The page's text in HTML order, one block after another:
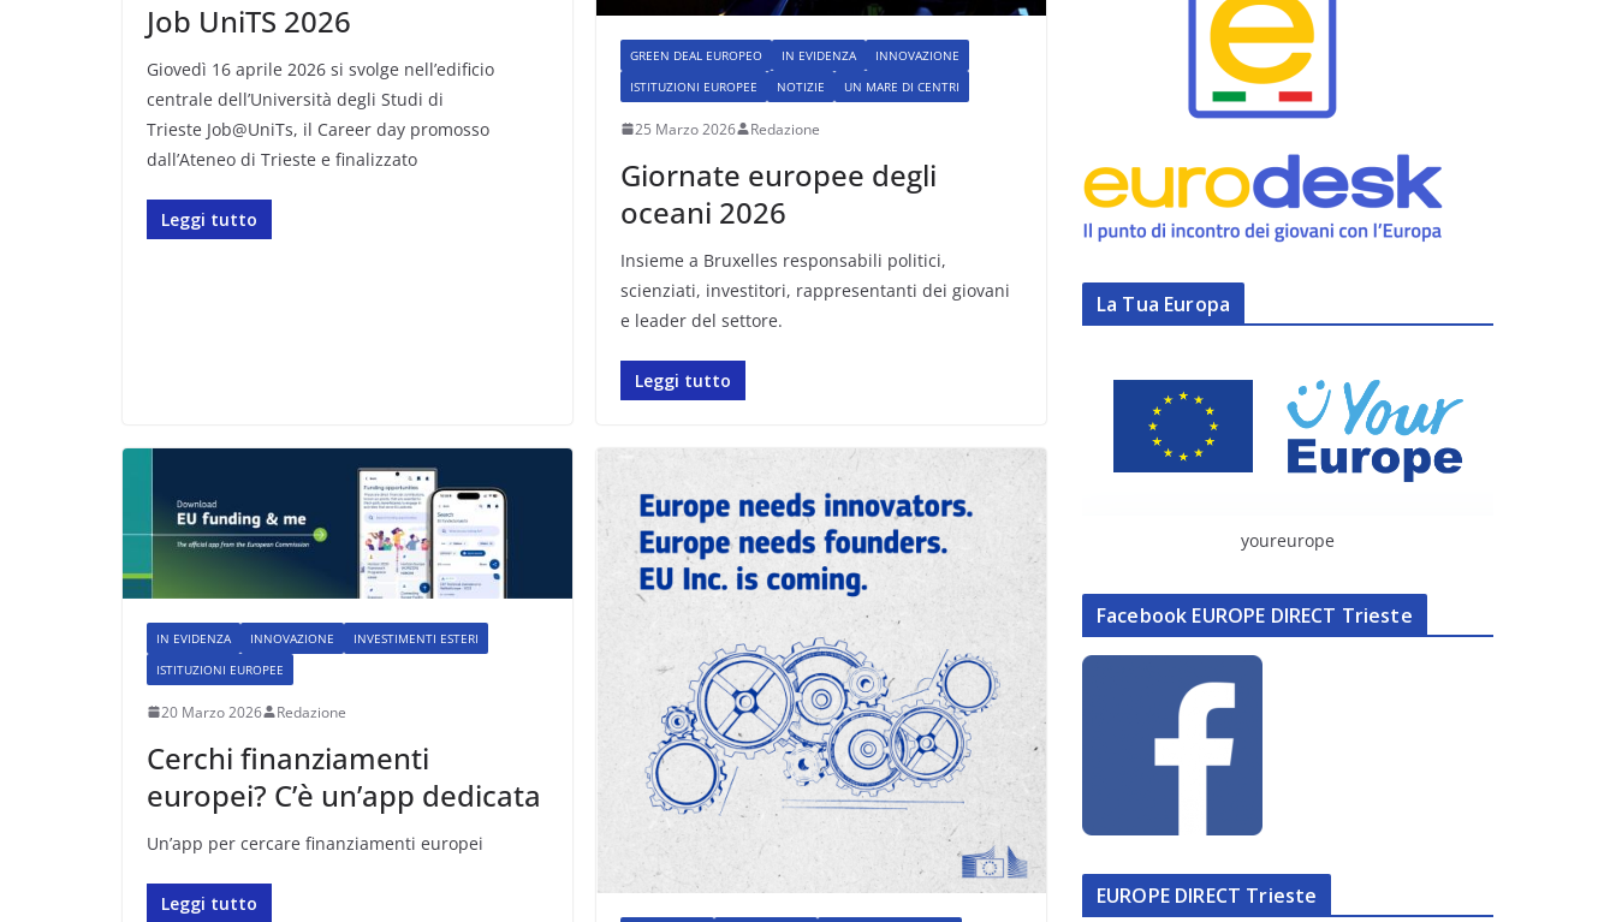
Job UniTS 2026
Giovedì 16 aprile 2026 si svolge nell’edificio
centrale dell’Università degli Studi di
Trieste Job@UniTs, il Career day promosso
dall’Ateneo di Trieste e finalizzato
Leggi tutto
GREEN DEAL EUROPEO IN EVIDENZA
INNOVAZIONE
ISTITUZIONI EUROPEE
NOTIZIE UN MARE DI CENTRI
25 Marzo 2026 Redazione
Giornate europee degli
oceani 2026
Insieme a Bruxelles responsabili politici,
scienziati, investitori, rappresentanti dei giovani
e leader del settore.
Leggi tutto
IN EVIDENZA INNOVAZIONE
INVESTIMENTI ESTERI
ISTITUZIONI EUROPEE
20 Marzo 2026 Redazione
Cerchi finanziamenti
europei? C’è un’app dedicata
Un’app per cercare finanziamenti europei
Leggi tutto
La Tua Europa
youreurope
Facebook EUROPE DIRECT Trieste
EUROPE DIRECT Trieste